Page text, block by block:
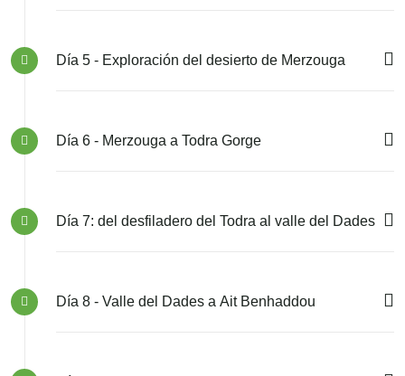
Día 5 - Exploración del desierto de Merzouga
Día 6 - Merzouga a Todra Gorge
Día 7: del desfiladero del Todra al valle del Dades
Día 8 - Valle del Dades a Ait Benhaddou